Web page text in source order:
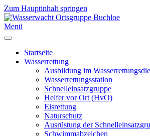
Zum Hauptinhalt springen
Menü
Startseite
Wasserrettung
Ausbildung im
Wasserrettungsstation
Schnelleinsatzgruppe
Helfer vor Ort (HvO)
Eisrettung
Naturschutz
Ausrüstung der
Schwimmabzeichen